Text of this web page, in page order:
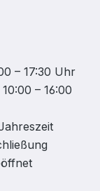
– 17:30 Uhr
– 16:00